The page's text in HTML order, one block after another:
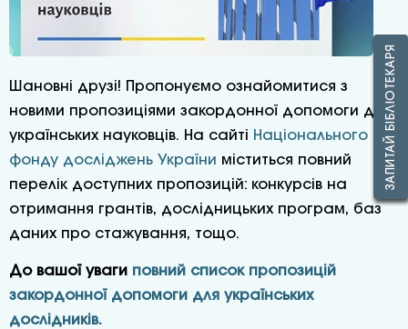
Шановні друзі! Пропонуємо ознайомитися з
новими пропозиціями закордонної допомоги для
українських науковців. На сайті Національного
фонду досліджень України міститься повний
перелік доступних пропозицій: конкурсів на
отримання грантів, дослідницьких програм, баз
даних про стажування, тощо.
До вашої уваги повний список пропозицій
закордонної допомоги для українських
дослідників.
ЗАПИТАЙ БІБЛІОТЕКАРЯ